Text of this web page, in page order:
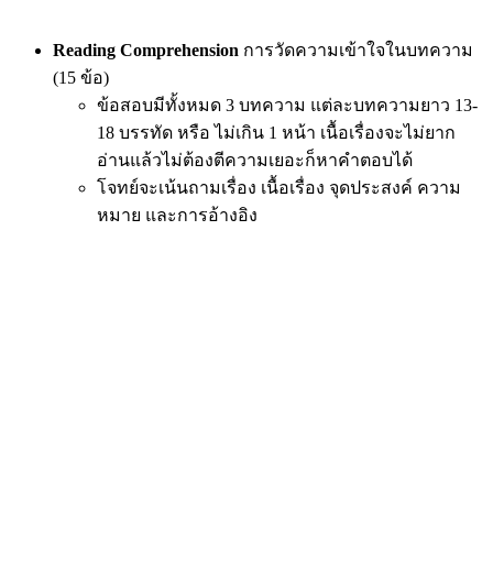
Reading Comprehension การวัดความเข้าใจในบทความ
(15 ข้อ)
ข้อสอบมีทั้งหมด 3 บทความ แต่ละบทความยาว 13-
18 บรรทัด หรือ ไม่เกิน 1 หน้า เนื้อเรื่องจะไม่ยาก
อ่านแล้วไม่ต้องตีความเยอะก็หาคำตอบได้
โจทย์จะเน้นถามเรื่อง เนื้อเรื่อง จุดประสงค์ ความ
หมาย และการอ้างอิง